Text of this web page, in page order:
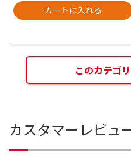
カートに入れる
このカテゴ
カスタマーレビュ